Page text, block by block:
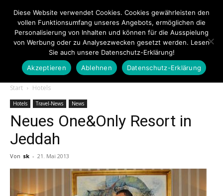
Touristiknews.de
|
Start Hotels
Hotels Travel-News News
Neues One&Only Resort in
Jeddah
Von sk - 21. Mai 2013
Diese Website verwendet Cookies. Cookies gewährleisten den
vollen Funktionsumfang unseres Angebots, ermöglichen die
Personalisierung von Inhalten und können für die Ausspielung
von Werbung oder zu Analysezwecken gesetzt werden. Lesen
Sie auch unsere Datenschutz-Erklärung!
Akzeptieren
Ablehnen Datenschutz-Erklärung